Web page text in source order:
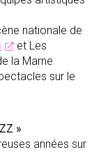
nationale de
et Les
la Marne
sur le
»
années sur